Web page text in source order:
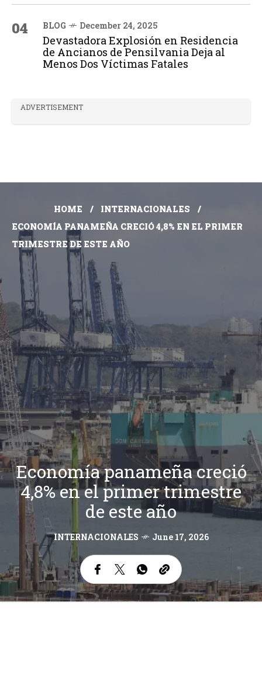
04 BLOG December 24, 2025
Devastadora Explosión en Residencia
de Ancianos de Pensilvania Deja al
Menos Dos Víctimas Fatales
ADVERTISEMENT
HOME
INTERNACIONALES
ECONOMÍA PANAMEÑA CRECIÓ 4,8% EN EL PRIMER
TRIMESTRE DE ESTE AÑO
Economía panameña creció
4,8% en el primer trimestre
de este año
INTERNACIONALES June 17, 2026